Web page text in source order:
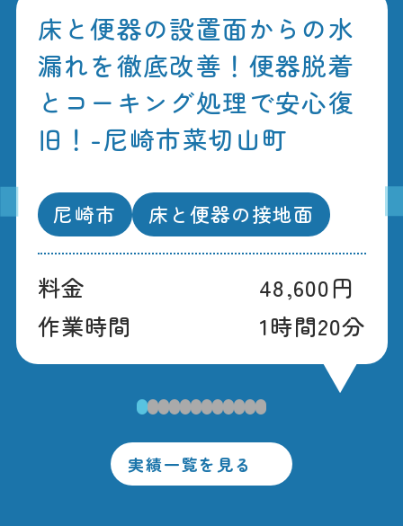
床と便器の設置面からの水
漏れを徹底改善！便器脱着
とコーキング処理で安心復
旧！-尼崎市菜切山町
尼崎市 床と便器の接地面
料金
48,600円
作業時間
1時間20分
1 2 3 4 5 6 7 8 9 1011 12
実績一覧を見る